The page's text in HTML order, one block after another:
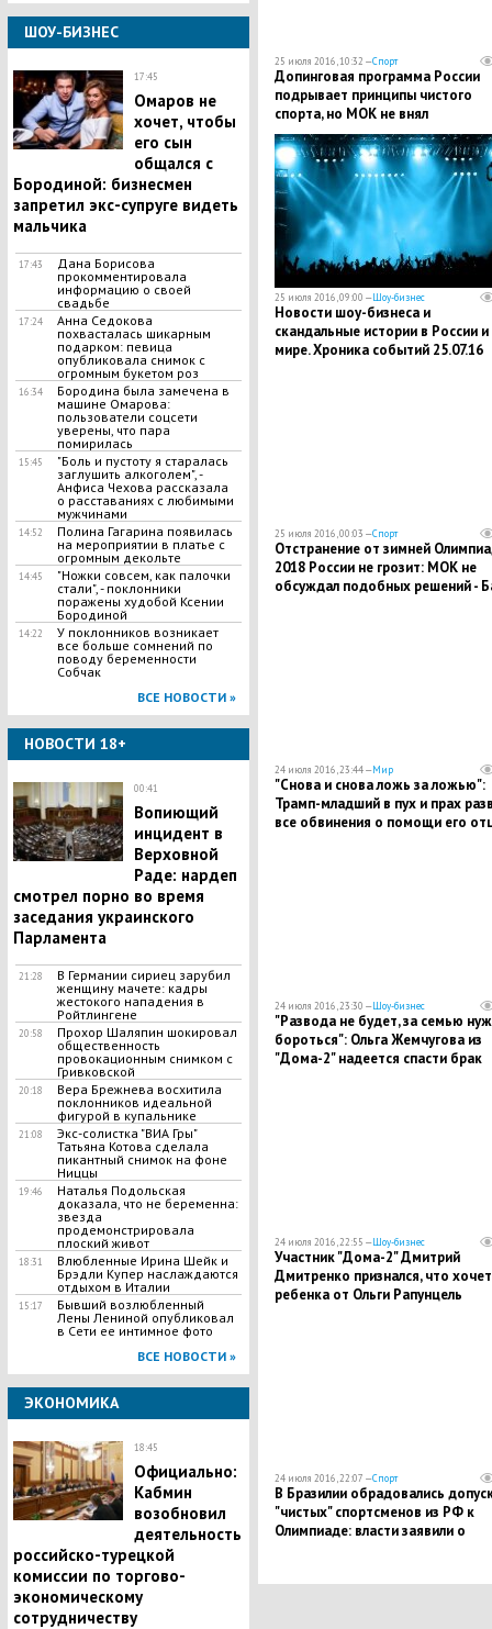
ШОУ-БИЗНЕС
17:45
Омаров не
хочет, чтобы
его сын
общался с
Бородиной: бизнесмен
запретил экс-супруге видеть
мальчика
17:43
Дана Борисова
прокомментировала
информацию о своей
свадьбе
17:24
Анна Седокова
похвасталась шикарным
подарком: певица
опубликовала снимок с
огромным букетом роз
16:34
Бородина была замечена в
машине Омарова:
пользователи соцсети
уверены, что пара
помирилась
15:45
"Боль и пустоту я старалась
заглушить алкоголем", -
Анфиса Чехова рассказала
о расставаниях с любимыми
мужчинами
14:52
Полина Гагарина появилась
на мероприятии в платье с
огромным декольте
14:45
"Ножки совсем, как палочки
стали", - поклонники
поражены худобой Ксении
Бородиной
14:22
У поклонников возникает
все больше сомнений по
поводу беременности
Собчак
ВСЕ НОВОСТИ »
НОВОСТИ 18+
00:41
Вопиющий
инцидент в
Верховной
Раде: нардеп
смотрел порно во время
заседания украинского
Парламента
21:28
В Германии сириец зарубил
женщину мачете: кадры
жестокого нападения в
Ройтлингене
20:58
Прохор Шаляпин шокировал
общественность
провокационным снимком с
Гривковской
20:18
Вера Брежнева восхитила
поклонников идеальной
фигурой в купальнике
21:08
Экс-солистка "ВИА Гры"
Татьяна Котова сделала
пикантный снимок на фоне
Ниццы
19:46
Наталья Подольская
доказала, что не беременна:
звезда
продемонстрировала
плоский живот
18:31
Влюбленные Ирина Шейк и
Брэдли Купер наслаждаются
отдыхом в Италии
15:17
Бывший возлюбленный
Лены Лениной опубликовал
в Сети ее интимное фото
ВСЕ НОВОСТИ »
ЭКОНОМИКА
18:45
Официально:
Кабмин
возобновил
деятельность
российско-турецкой
комиссии по торгово-
экономическому
сотрудничеству
25 июля 2016, 10:32 —Спорт
Допинговая программа России
подрывает принципы чистого
спорта, но МОК не внял
рекомендациям WADA - глава
антидопингового агентства
25 июля 2016, 09:00 —Шоу-бизнес
Новости шоу-бизнеса и
скандальные истории в России и
мире. Хроника событий 25.07.16
25 июля 2016, 00:03 —Спорт
Отстранение от зимней
2018 России не грозит: МОК не
обсуждал подобных решений -
24 июля 2016, 23:44 —Мир
"Снова и снова ложь за ложью":
Трамп-младший в пух и прах
все обвинения о помощи его
24 июля 2016, 23:30 —Шоу-бизнес
"Развода не будет, за семью
бороться": Ольга Жемчугова из
"Дома-2" надеется спасти брак
24 июля 2016, 22:55 —Шоу-бизнес
Участник "Дома-2" Дмитрий
Дмитренко признался, что хочет
ребенка от Ольги Рапунцель
24 июля 2016, 22:07 —Спорт
В Бразилии обрадовались
"чистых" спортсменов из РФ к
Олимпиаде: власти заявили о